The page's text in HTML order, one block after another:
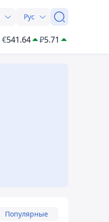
Рус
€541.64 ₽5.71
Популярные